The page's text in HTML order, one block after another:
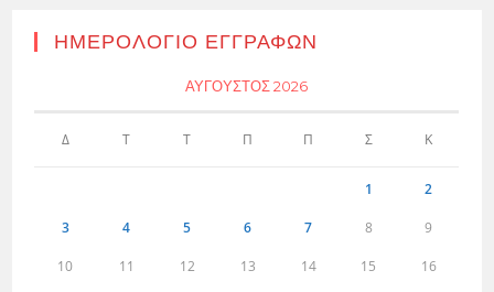
ΗΜΕΡΟΛΌΓΙΟ ΕΓΓΡΑΦΏΝ
ΑΎΓΟΥΣΤΟΣ 2026
Δ Τ Τ Π Π Σ Κ
1 2
3 4 5 6 7 8 9
10 11 12 13 14 15 16